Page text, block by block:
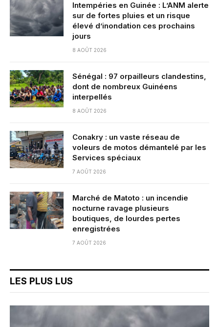
Intempéries en Guinée : L’ANM alerte
sur de fortes pluies et un risque
élevé d’inondation ces prochains
jours
8 AOÛT 2026
Sénégal : 97 orpailleurs clandestins,
dont de nombreux Guinéens
interpellés
8 AOÛT 2026
Conakry : un vaste réseau de
voleurs de motos démantelé par les
Services spéciaux
7 AOÛT 2026
Marché de Matoto : un incendie
nocturne ravage plusieurs
boutiques, de lourdes pertes
enregistrées
7 AOÛT 2026
LES PLUS LUS